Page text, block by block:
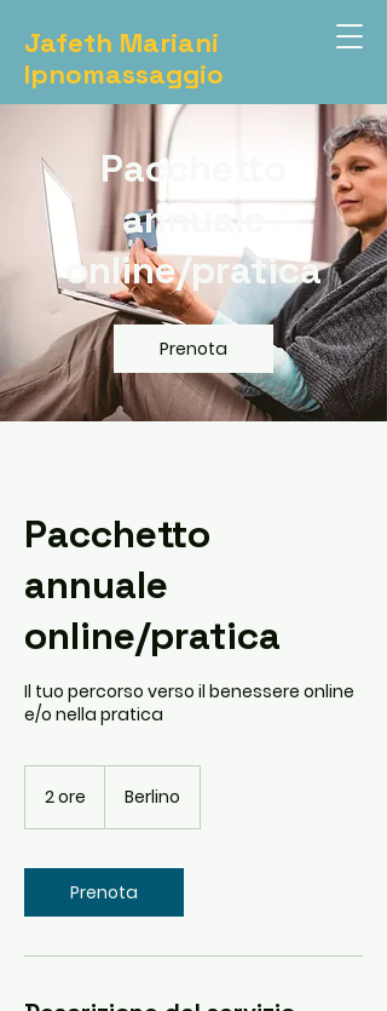
Jafeth Mariani
Ipnomassaggio
Pacchetto
annuale
online/pratica
Prenota
Pacchetto
annuale
online/pratica
Il tuo percorso verso il benessere online
e/o nella pratica
2 ore
e
Berlino
Prenota